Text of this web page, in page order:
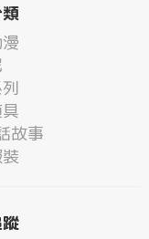
故事